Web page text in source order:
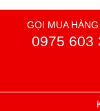
GỌI MUA
0975 603